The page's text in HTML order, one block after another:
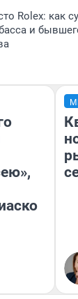
Rolex: как
и